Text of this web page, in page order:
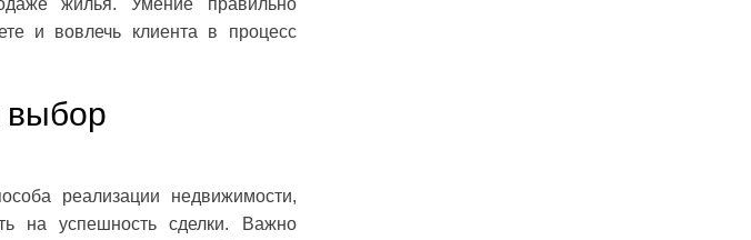
и вовлечь клиента в процесс
выбор
реализации недвижимости,
на успешность сделки. Важно